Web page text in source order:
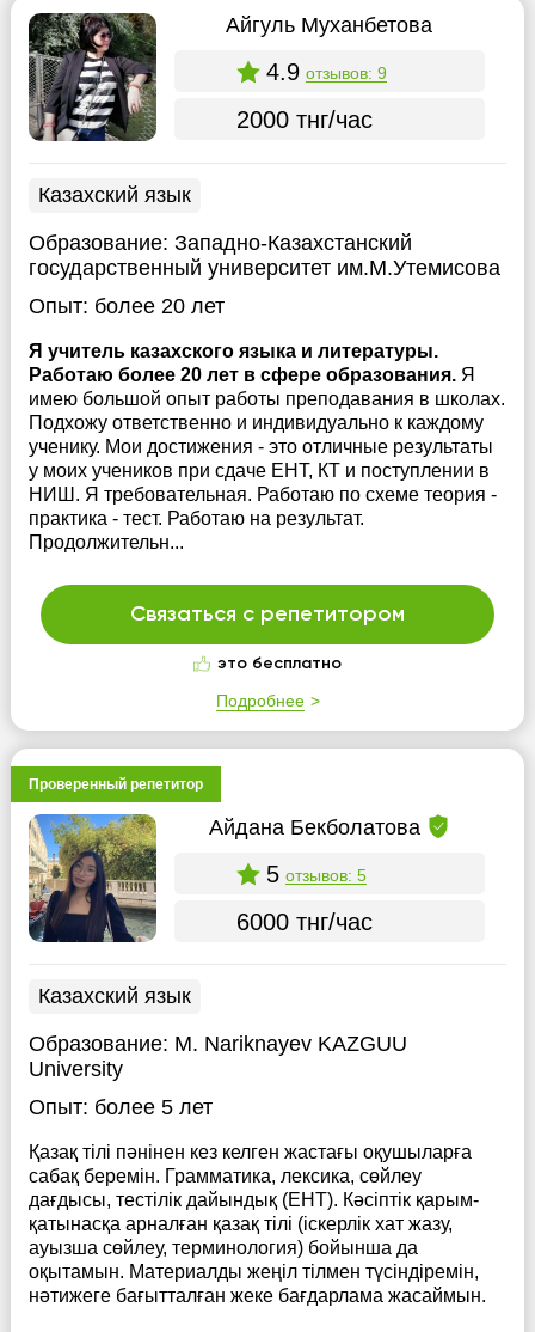
Айгуль Муханбетова
4.9 отзывов: 9
2000 тнг/час
Казахский язык
Образование: Западно-Казахстанский
государственный университет им.М.Утемисова
Опыт: более 20 лет
Я учитель казахского языка и литературы.
Работаю более 20 лет в сфере образования. Я
имею большой опыт работы преподавания в школах.
Подхожу ответственно и индивидуально к каждому
ученику. Мои достижения - это отличные результаты
у моих учеников при сдаче ЕНТ, КТ и поступлении в
НИШ. Я требовательная. Работаю по схеме теория -
практика - тест. Работаю на результат.
Продолжительн...
Связаться с репетитором
это бесплатно
Подробнее
Проверенный репетитор
Айдана Бекболатова
5 отзывов: 5
6000 тнг/час
Казахский язык
Образование: M. Nariknayev KAZGUU
University
Опыт: более 5 лет
Қазақ тілі пәнінен кез келген жастағы оқушыларға
сабақ беремін. Грамматика, лексика, сөйлеу
дағдысы, тестілік дайындық (ЕНТ). Кәсіптік қарым-
қатынасқа арналған қазақ тілі (іскерлік хат жазу,
ауызша сөйлеу, терминология) бойынша да
оқытамын. Материалды жеңіл тілмен түсіндіремін,
нәтижеге бағытталған жеке бағдарлама жасаймын.